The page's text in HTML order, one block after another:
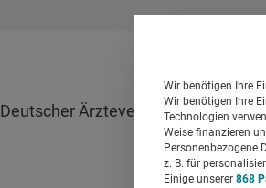
Deutscher Ärzteverlag
Wir benötigen Ihre
Wir benötigen Ihre
Technologien
Weise finanzieren
Personenbezogene
z. B. für
Einige unserer 868